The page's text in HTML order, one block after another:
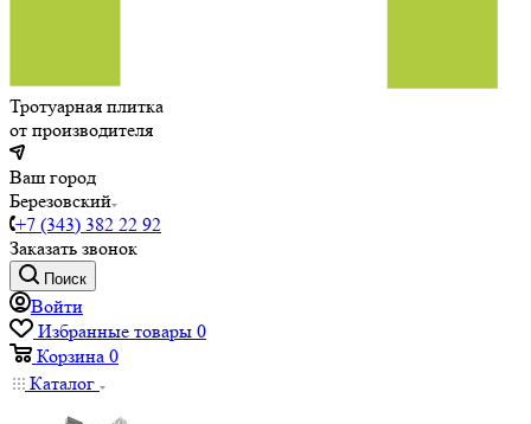
Тротуарная плитка
от производителя
Ваш город
Березовский
+7 (343) 382 22 92
Заказать звонок
Поиск
Войти
Избранные товары 0
Корзина 0
Каталог